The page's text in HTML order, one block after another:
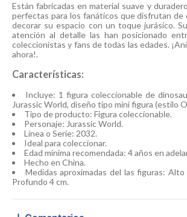
Están fabricadas en material suave y
perfectas para los fanáticos que disfrutan de
decorar su espacio con un toque jurásico.
atención al detalle las han posicionado
coleccionistas y fans de todas las edades.
ahora!.
Características:
Incluye: 1 figura coleccionable de
Jurassic World, diseño tipo mini figura (estilo
Tipo de producto: Figura coleccionable.
Personaje: Jurassic World.
Línea o Serie: 2032.
Ideal para coleccionar.
Edad mínima recomendada: 4 años en
Hecho en China.
Medidas aproximadas del las figuras:
Profundo 4 cm.